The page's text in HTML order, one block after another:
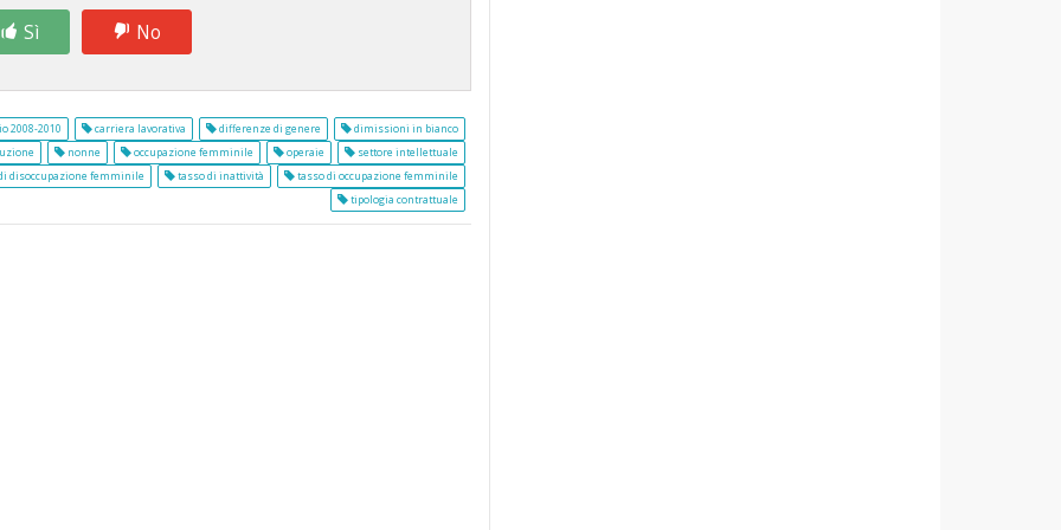
Sì No
2008-2010 carriera lavorativa differenze di genere
dimissioni in bianco
nonne occupazione femminile operaie
settore intellettuale
disoccupazione femminile tasso di inattività
tasso di occupazione femminile
tipologia contrattuale